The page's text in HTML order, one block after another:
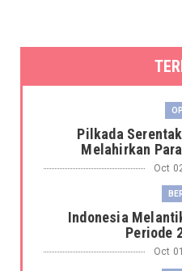
Pilkada
Melahirkan
Oct
Indonesia
Periode
Oct